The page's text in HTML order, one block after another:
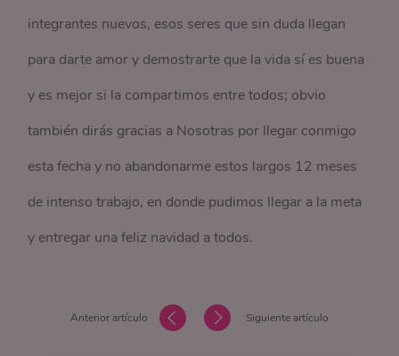
integrantes nuevos, esos seres que sin duda llegan
para darte amor y demostrarte que la vida sí es buena
y es mejor si la compartimos entre todos; obvio
también dirás gracias a Nosotras por llegar conmigo
esta fecha y no abandonarme estos largos 12 meses
de intenso trabajo, en donde pudimos llegar a la meta
y entregar una feliz navidad a todos.
Anterior artículo Siguiente artículo